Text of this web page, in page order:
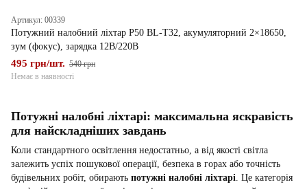
Артикул: 00339
Потужний налобний ліхтар P50 BL-T32, акумуляторний 2×18650,
зум (фокус), зарядка 12В/220В
495 грн/шт. 540 грн
Немає в наявності
Потужні налобні ліхтарі: максимальна яскравість
для найскладніших завдань
Коли стандартного освітлення недостатньо, а від якості світла
залежить успіх пошукової операції, безпека в горах або точність
будівельних робіт, обирають потужні налобні ліхтарі. Це категорія